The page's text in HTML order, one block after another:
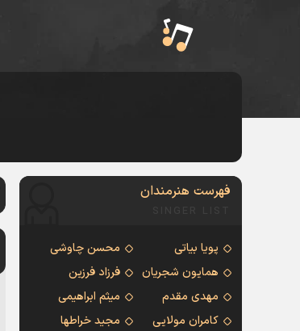
فهرست هنرمندان
پویا بیاتی
محسن چاوشی
همایون شجریان
فرزاد فرزین
مهدی مقدم
میثم ابراهیمی
کامران مولایی
مجید خراطها